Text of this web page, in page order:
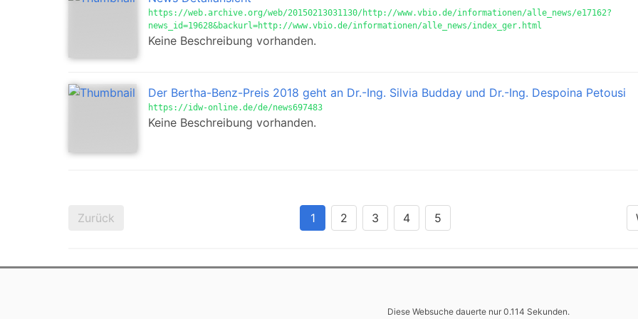
https://web.archive.org/web/20150213031130/http://www.vbio.de/informationen/alle_news/e17162?
news_id=19628&backurl=http://www.vbio.de/informationen/alle_news/index_ger.html
Keine Beschreibung vorhanden.
Der Bertha-Benz-Preis 2018 geht an Dr.-Ing. Silvia Budday und Dr.-Ing. Despoina Petousi
https://idw-online.de/de/news697483
Keine Beschreibung vorhanden.
Zurück 1 2 3 4 5
Diese Websuche dauerte nur 0.114 Sekunden.